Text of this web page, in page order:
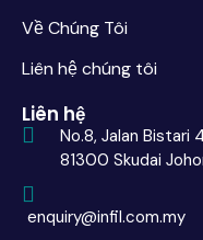
Về Chúng Tôi
Liên hệ chúng tôi
Liên hệ
No.8, Jalan Bistari
81300 Skudai
enquiry@infil.com.my